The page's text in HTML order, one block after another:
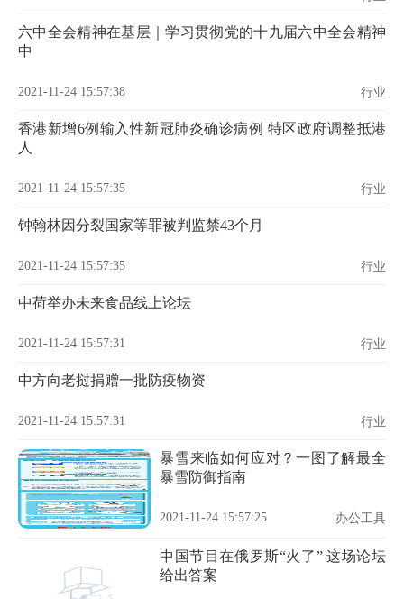
六中全会精神在基层｜学习贯彻党的十九届六中全会精神
中
2021-11-24 15:57:38 行业
香港新增6例输入性新冠肺炎确诊病例 特区政府调整抵港
人
2021-11-24 15:57:35 行业
钟翰林因分裂国家等罪被判监禁43个月
2021-11-24 15:57:35 行业
中荷举办未来食品线上论坛
2021-11-24 15:57:31 行业
中方向老挝捐赠一批防疫物资
2021-11-24 15:57:31 行业
暴雪来临如何应对？一图了解最全
暴雪防御指南
2021-11-24 15:57:25 办公工具
中国节目在俄罗斯“火了” 这场论坛
给出答案